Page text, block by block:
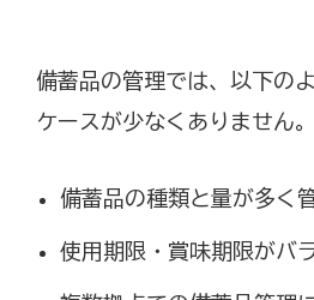
備蓄品の管理では、以下の
ケースが少なくありません。
備蓄品の種類と量が多く
使用期限・賞味期限がバ